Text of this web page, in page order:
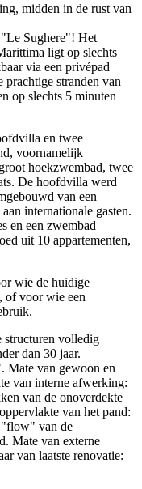
midden in de rust van
"Le Sughere"! Het
ligt op slechts
via een privépad
stranden van
op slechts 5 minuten
en twee
voornamelijk
hoekzwembad, twee
De hoofdvilla werd
van een
internationale gasten.
en een zwembad
uit 10 appartementen,
wie de huidige
of voor wie een
structuren volledig
dan 30 jaar.
Mate van gewoon en
van interne afwerking:
van de onoverdekte
van het pand:
"flow" van de
Mate van externe
van laatste renovatie: